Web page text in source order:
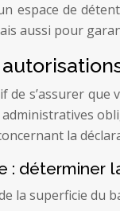
espace de
aussi pour
s’assurer
administratives
la
: déterminer
la superficie du